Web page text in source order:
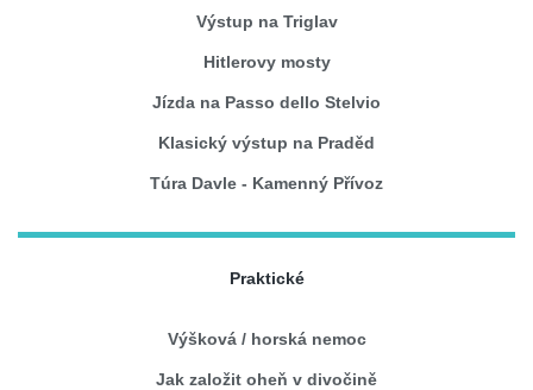
Výstup na Triglav
Hitlerovy mosty
Jízda na Passo dello Stelvio
Klasický výstup na Praděd
Túra Davle - Kamenný Přívoz
Praktické
Výšková / horská nemoc
Jak založit oheň v divočině